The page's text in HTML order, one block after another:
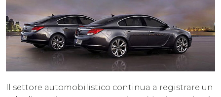
Il settore automobilistico continua a registrare un